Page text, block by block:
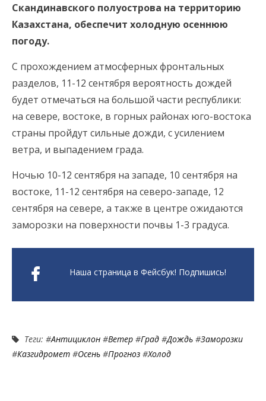
Скандинавского полуострова на территорию
Казахстана, обеспечит холодную осеннюю
погоду.
С прохождением атмосферных фронтальных
разделов, 11-12 сентября вероятность дождей
будет отмечаться на большой части республики:
на севере, востоке, в горных районах юго-востока
страны пройдут сильные дожди, с усилением
ветра, и выпадением града.
Ночью 10-12 сентября на западе, 10 сентября на
востоке, 11-12 сентября на северо-западе, 12
сентября на севере, а также в центре ожидаются
заморозки на поверхности почвы 1-3 градуса.
Наша страница в Фейсбук! Подпишись!
Теги: #Антициклон #Ветер #Град #Дождь #Заморозки
#Казгидромет #Осень #Прогноз #Холод